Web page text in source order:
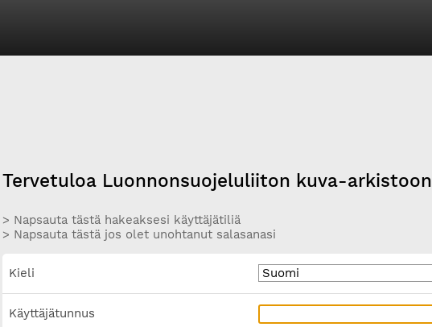
Tervetuloa Luonnonsuojeluliiton kuva-arkistoon
> Napsauta tästä hakeaksesi käyttäjätiliä
> Napsauta tästä jos olet unohtanut salasanasi
Kieli
Käyttäjätunnus